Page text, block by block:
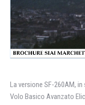
La versione SF-260AM,
Volo Basico Avanzato